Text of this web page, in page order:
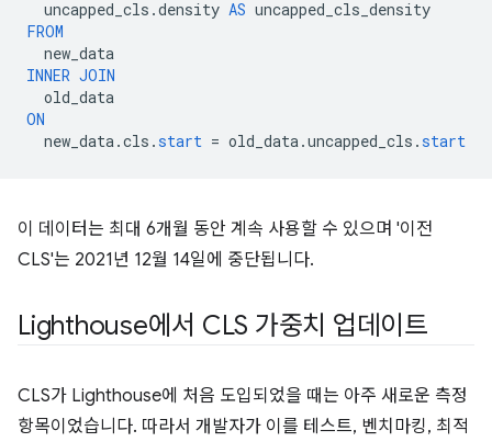
uncapped_cls .density AS uncapped_cls_density
FROM
new_data
INNER JOIN
old_data
ON
new_data.cls .start = old_data.uncapped_cls .start
이 데이터는 최대 6개월 동안 계속 사용할 수 있으며 '이전
CLS'는 2021년 12월 14일에 중단됩니다.
Lighthouse에서 CLS 가중치 업데이트
CLS가 Lighthouse에 처음 도입되었을 때는 아주 새로운 측정
항목이었습니다. 따라서 개발자가 이를 테스트, 벤치마킹, 최적